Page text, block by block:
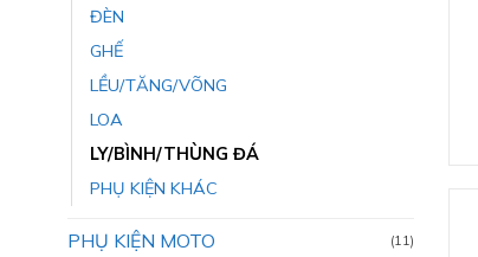
ĐÈN
GHẾ
LỀU/TĂNG/VÕNG
LOA
LY/BÌNH/THÙNG ĐÁ
PHỤ KIỆN KHÁC
PHỤ KIỆN MOTO (11)